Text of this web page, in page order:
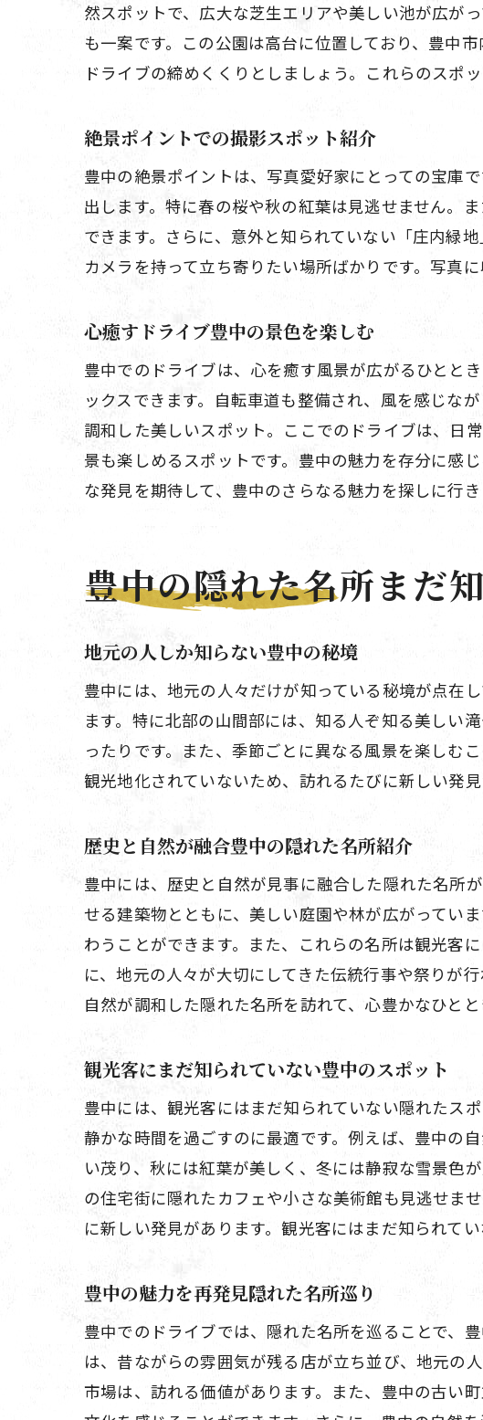
地
観
ド
週
週
豊中の
豊
絶
豊
新
心癒
豊
心
豊
ド
然スポットで、広大な芝生エリアや美しい池が広が
も一案です。この公園は高台に位置しており、豊中
ドライブの締めくくりとしましょう。これらのスポ
絶景ポイントでの撮影スポット紹介
豊中の絶景ポイントは、写真愛好家にとっての宝庫
出します。特に春の桜や秋の紅葉は見逃せません。
できます。さらに、意外と知られていない「庄内緑
カメラを持って立ち寄りたい場所ばかりです。写真
心癒すドライブ豊中の景色を楽しむ
豊中でのドライブは、心を癒す風景が広がるひとと
ックスできます。自転車道も整備され、風を感じな
調和した美しいスポット。ここでのドライブは、日
景も楽しめるスポットです。豊中の魅力を存分に感
な発見を期待して、豊中のさらなる魅力を探しに行き
豊中の隠れた名所まだ
地元の人しか知らない豊中の秘境
豊中には、地元の人々だけが知っている秘境が点在
ます。特に北部の山間部には、知る人ぞ知る美しい
ったりです。また、季節ごとに異なる風景を楽しむ
観光地化されていないため、訪れるたびに新しい発見
歴史と自然が融合豊中の隠れた名所紹介
豊中には、歴史と自然が見事に融合した隠れた名所
せる建築物とともに、美しい庭園や林が広がってい
わうことができます。また、これらの名所は観光客
に、地元の人々が大切にしてきた伝統行事や祭りが
自然が調和した隠れた名所を訪れて、心豊かなひと
観光客にまだ知られていない豊中のスポット
豊中には、観光客にはまだ知られていない隠れたス
静かな時間を過ごすのに最適です。例えば、豊中の
い茂り、秋には紅葉が美しく、冬には静寂な雪景色
の住宅街に隠れたカフェや小さな美術館も見逃せま
に新しい発見があります。観光客にはまだ知られて
豊中の魅力を再発見隠れた名所巡り
豊中でのドライブでは、隠れた名所を巡ることで、
は、昔ながらの雰囲気が残る店が立ち並び、地元の
市場は、訪れる価値があります。また、豊中の古い